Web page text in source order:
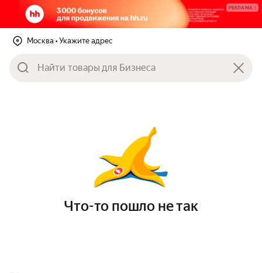
РЕКЛАМА
Москва • Укажите адрес
Что-то пошло не так